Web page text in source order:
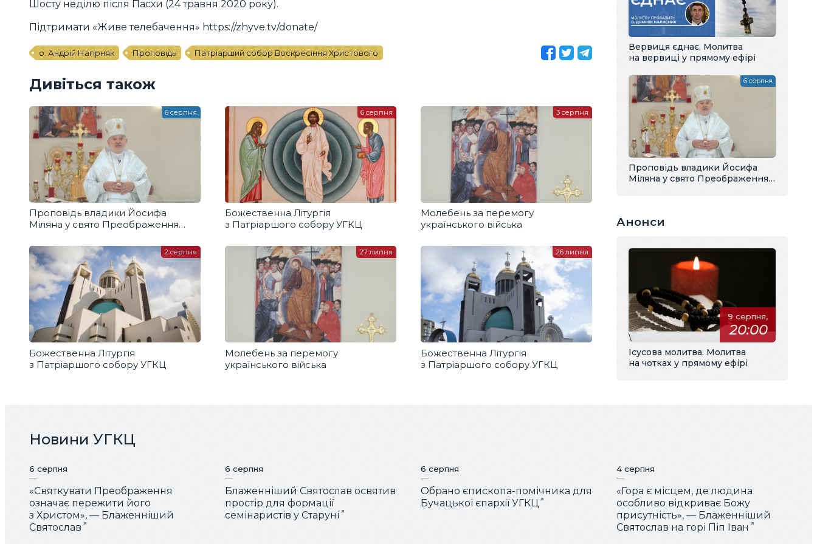
Шосту неділю після Пасхи (24 травня 2020 року).
Підтримати «Живе телебачення» https://zhyve.tv/donate/
о. Андрій Нагірняк Проповідь Патріарший собор Воскресіння Христового
Дивіться також
Проповідь владики Йосифа
Міляна у свято Преображення
6 серпня
Божественна Літургія
з Патріаршого собору УГКЦ
6 серпня
Молебень за перемогу
українського війська
3 серпня
Божественна Літургія
з Патріаршого собору УГКЦ
2 серпня
Молебень за перемогу
українського війська
27 липня
Божественна Літургія
з Патріаршого собору УГКЦ
26 липня
Вервиця єднає. Молитва
на вервиці у прямому ефірі
Проповідь владики Йосифа
Міляна у свято Преображення
6 серпня
Анонси
9 серпня,
20:00
\
Ісусова молитва. Молитва
на чотках у прямому ефірі
Новини УГКЦ
6 серпня
«Святкувати Преображення
означає пережити його
з Христом», — Блаженніший
Святослав
6 серпня
Блаженніший Святослав освятив
простір для формації
семінаристів у Старуні
6 серпня
Обрано єпископа-помічника для
Бучацької єпархії УГКЦ
4 серпня
«Гора є місцем, де людина
особливо відкриває Божу
присутність», — Блаженніший
Святослав на горі Піп Іван